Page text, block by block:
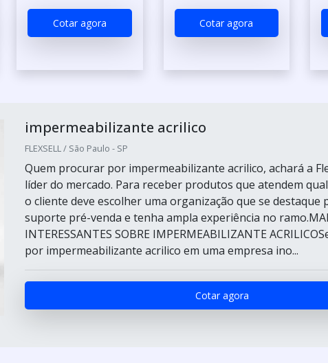
Cotar agora Cotar agora
impermeabilizante acrilico
FLEXSELL / São Paulo - SP
Quem procurar por impermeabilizante acrilico, achará a
líder do mercado. Para receber produtos que atendem
o cliente deve escolher uma organização que se destaque
suporte pré-venda e tenha ampla experiência no
INTERESSANTES SOBRE IMPERMEABILIZANTE
por impermeabilizante acrilico em uma empresa ino...
Cotar agora